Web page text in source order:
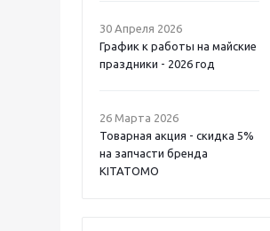
30 Апреля 2026
График к работы на майские
праздники - 2026 год
26 Марта 2026
Товарная акция - скидка 5%
на запчасти бренда
KITATOMO